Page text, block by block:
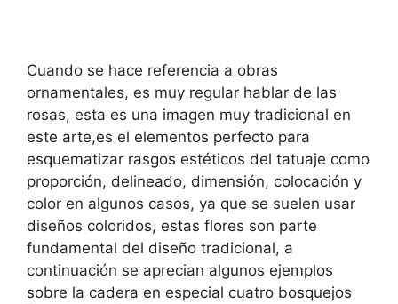
Cuando se hace referencia a obras
ornamentales, es muy regular hablar de las
rosas, esta es una imagen muy tradicional en
este arte,es el elementos perfecto para
esquematizar rasgos estéticos del tatuaje como
proporción, delineado, dimensión, colocación y
color en algunos casos, ya que se suelen usar
diseños coloridos, estas flores son parte
fundamental del diseño tradicional, a
continuación se aprecian algunos ejemplos
sobre la cadera en especial cuatro bosquejos